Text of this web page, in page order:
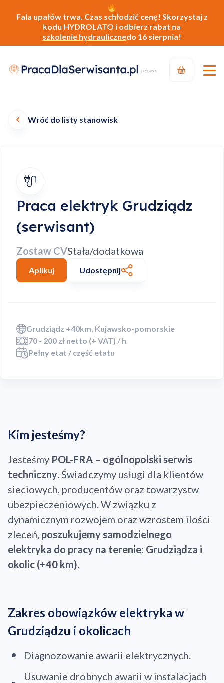
Fala upałów trwa. Czas schłodzić cenę! Skorzystaj z
kodu HYDROLATO i odbierz rabat na
szkolenie hydraulicznedo 16 sierpnia!
Wróć do listy stanowisk
Praca elektryk Grudziądz
(serwisant)
Zostaw CVStała/dodatkowa
Aplikuj Udostępnij
Grudziądz +40km, Kujawsko-pomorskie
70 - 200 zł netto (+ VAT) / h
Pełny etat / część etatu
Kim jesteśmy?
Jesteśmy POL-FRA – ogólnopolski serwis
techniczny. Świadczymy usługi dla klientów
sieciowych, producentów oraz towarzystw
ubezpieczeniowych. W związku z
dynamicznym rozwojem oraz wzrostem ilości
zleceń, poszukujemy samodzielnego
elektryka do pracy na terenie: Grudziądza i
okolic (+40 km).
Zakres obowiązków elektryka w
Grudziądzu i okolicach
Diagnozowanie awarii elektrycznych.
Usuwanie drobnych awarii w instalacjach